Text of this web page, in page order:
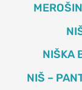
NIŠKA
NIŠ –